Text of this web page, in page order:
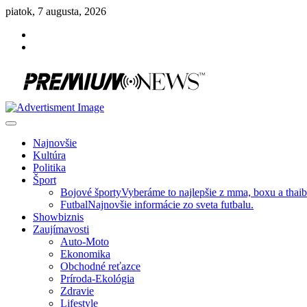
Skip
content
piatok, 7 augusta, 2026
Najnovšie
Kultúra
Politika
Šport
Bojové športyVyberáme to najlepšie z mma, boxu a
FutbalNajnovšie informácie zo sveta futbalu.
Showbiznis
Zaujímavosti
Auto-Moto
Ekonomika
Obchodné reťazce
Príroda-Ekológia
Zdravie
Lifestyle